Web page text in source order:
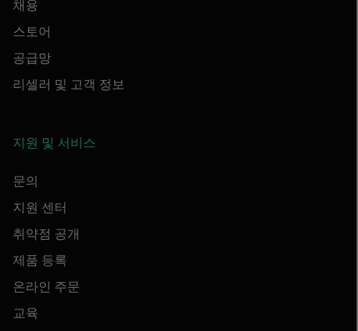
채용
스토어
공급망
리셀러 및 고객 정보
지원 및 서비스
문의
지원 센터
취약점 공개
제품 등록
온라인 주문
교육